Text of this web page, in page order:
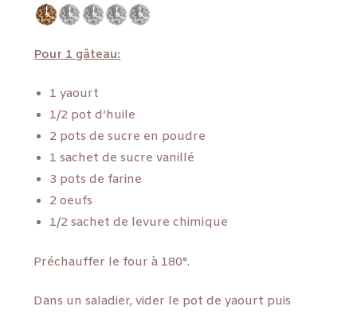
Pour 1 gâteau:
1 yaourt
1/2 pot d’huile
2 pots de sucre en poudre
1 sachet de sucre vanillé
3 pots de farine
2 oeufs
1/2 sachet de levure chimique
Préchauffer le four à 180°.
Dans un saladier, vider le pot de yaourt puis